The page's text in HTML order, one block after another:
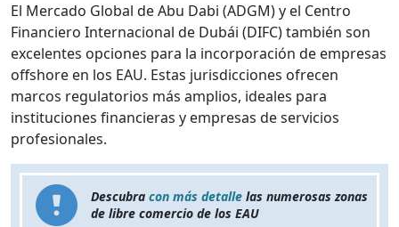
El Mercado Global de Abu Dabi (ADGM) y el Centro
Financiero Internacional de Dubái (DIFC) también son
excelentes opciones para la incorporación de empresas
offshore en los EAU. Estas jurisdicciones ofrecen
marcos regulatorios más amplios, ideales para
instituciones financieras y empresas de servicios
profesionales.
Descubra con más detalle las numerosas zonas
de libre comercio de los EAU